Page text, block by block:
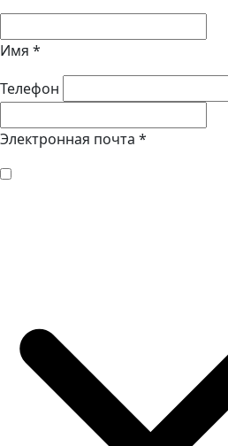
Имя *
Телефон
Электронная почта *